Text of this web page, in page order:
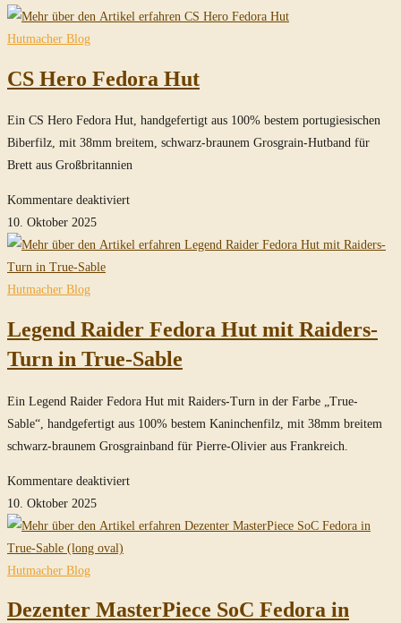
Hero
mit
niedrigerer
Krone
Hutmacher Blog
CS Hero Fedora Hut
Ein CS Hero Fedora Hut, handgefertigt aus 100% bestem portugiesischen
Biberfilz, mit 38mm breitem, schwarz-braunem Grosgrain-Hutband für
Brett aus Großbritannien
Kommentare deaktiviertfür
Hero
10. Oktober 2025
Hutmacher Blog
Legend Raider Fedora Hut mit Raiders-
Turn in True-Sable
Ein Legend Raider Fedora Hut mit Raiders-Turn in der Farbe „True-
Sable“, handgefertigt aus 100% bestem Kaninchenfilz, mit 38mm breitem
schwarz-braunem Grosgrainband für Pierre-Olivier aus Frankreich.
Kommentare deaktiviertfür
Raider
Raiders-
10. Oktober 2025
Hutmacher Blog
Dezenter MasterPiece SoC Fedora in